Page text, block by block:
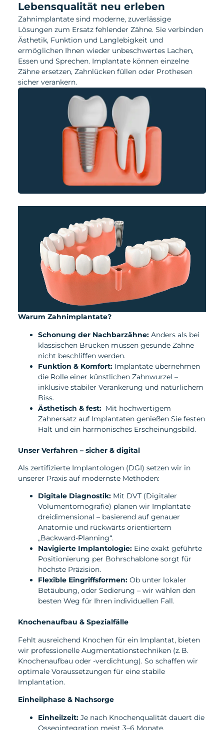
Lebensqualität neu erleben
Zahnimplantate sind moderne, zuverlässige
Lösungen zum Ersatz fehlender Zähne. Sie verbinden
Ästhetik, Funktion und Langlebigkeit und
ermöglichen Ihnen wieder unbeschwertes Lachen,
Essen und Sprechen. Implantate können einzelne
Zähne ersetzen, Zahnlücken füllen oder Prothesen
sicher verankern.
Warum Zahnimplantate?
Schonung der Nachbarzähne:Anders als bei
klassischen Brücken müssen gesunde Zähne
nicht beschliffen werden.
Funktion & Komfort:Implantate übernehmen
die Rolle einer künstlichen Zahnwurzel –
inklusive stabiler Verankerung und natürlichem
Biss.
Ästhetisch & fest: Mit hochwertigem
Zahnersatz auf Implantaten genießen Sie festen
Halt und ein harmonisches Erscheinungsbild.
Unser Verfahren – sicher & digital
Als zertifizierte Implantologen (DGI) setzen wir in
unserer Praxis auf modernste Methoden:
Digitale Diagnostik:Mit DVT (Digitaler
Volumentomografie) planen wir Implantate
dreidimensional – basierend auf genauer
Anatomie und rückwärts orientiertem
„Backward-Planning“.
Navigierte Implantologie:Eine exakt geführte
Positionierung per Bohrschablone sorgt für
höchste Präzision.
Flexible Eingriffsformen: Ob unter lokaler
Betäubung, oder Sedierung – wir wählen den
besten Weg für Ihren individuellen Fall.
Knochenaufbau & Spezialfälle
Fehlt ausreichend Knochen für ein Implantat, bieten
wir professionelle Augmentationstechniken (z. B.
Knochenaufbau oder -verdichtung). So schaffen wir
optimale Voraussetzungen für eine stabile
Implantation.
Einheilphase & Nachsorge
Einheilzeit:Je nach Knochenqualität dauert die
Osseointegration meist 3–6 Monate.